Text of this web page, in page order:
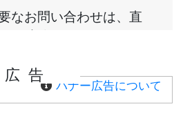
広告
バナー広告について